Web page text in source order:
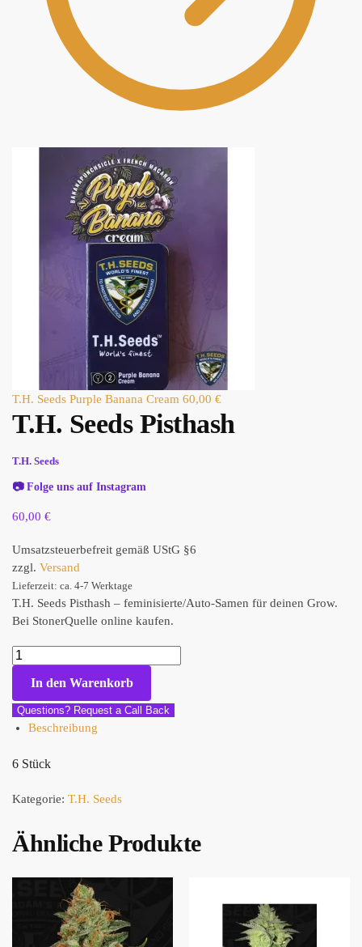
T.H. Seeds Purple Banana Cream 60,00 €
T.H. Seeds Pisthash
T.H. Seeds
📷Folge uns auf Instagram
60,00 €
Umsatzsteuerbefreit gemäß UStG §6
zzgl. Versand
Lieferzeit: ca. 4-7 Werktage
T.H. Seeds Pisthash – feminisierte/Auto-Samen für deinen Grow.
Bei StonerQuelle online kaufen.
In den Warenkorb
Questions? Request a Call Back
Beschreibung
6 Stück
Kategorie: T.H. Seeds
Ähnliche Produkte